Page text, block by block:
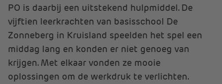
PO is daarbij een uitstekend hulpmiddel. De
vijftien leerkrachten van basisschool De
Zonneberg in Kruisland speelden het spel een
middag lang en konden er niet genoeg van
krijgen. Met elkaar vonden ze mooie
oplossingen om de werkdruk te verlichten.